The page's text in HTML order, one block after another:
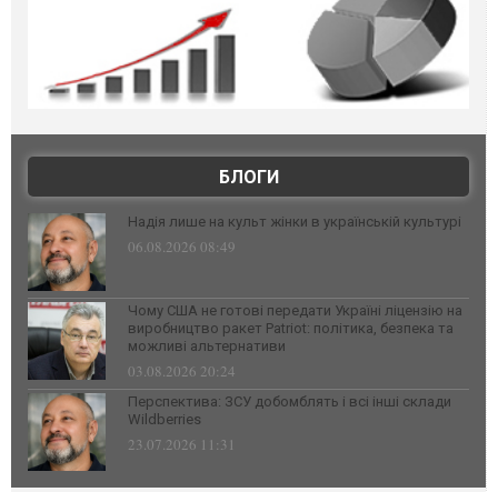
БЛОГИ
Надія лише на культ жінки в українській культурі
06.08.2026 08:49
Чому США не готові передати Україні ліцензію на
виробництво ракет Patriot: політика, безпека та
можливі альтернативи
03.08.2026 20:24
Перспектива: ЗСУ добомблять і всі інші склади
Wildberries
23.07.2026 11:31